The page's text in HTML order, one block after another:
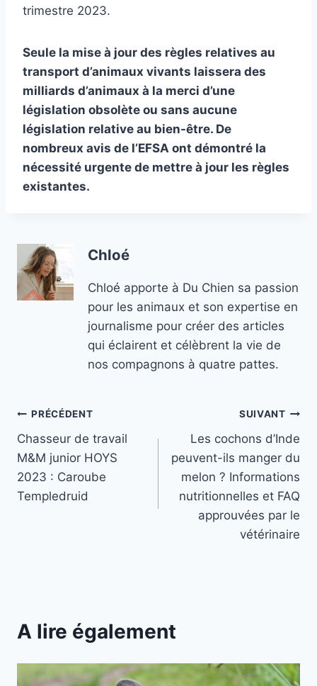
trimestre 2023.
Seule la mise à jour des règles relatives au
transport d’animaux vivants laissera des
milliards d’animaux à la merci d’une
législation obsolète ou sans aucune
législation relative au bien-être. De
nombreux avis de l’EFSA ont démontré la
nécessité urgente de mettre à jour les règles
existantes.
Chloé
Chloé apporte à Du Chien sa passion
pour les animaux et son expertise en
journalisme pour créer des articles
qui éclairent et célèbrent la vie de
nos compagnons à quatre pattes.
Navigation
de
l’article
PRÉCÉDENT
Chasseur de travail
M&M junior HOYS
2023 : Caroube
Templedruid
SUIVANT
Les cochons d’Inde
peuvent-ils manger du
melon ? Informations
nutritionnelles et FAQ
approuvées par le
vétérinaire
A lire également